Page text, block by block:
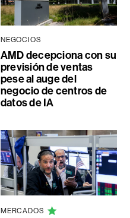
NEGOCIOS
AMD decepciona con su
previsión de ventas
pese al auge del
negocio de centros de
datos de IA
MERCADOS